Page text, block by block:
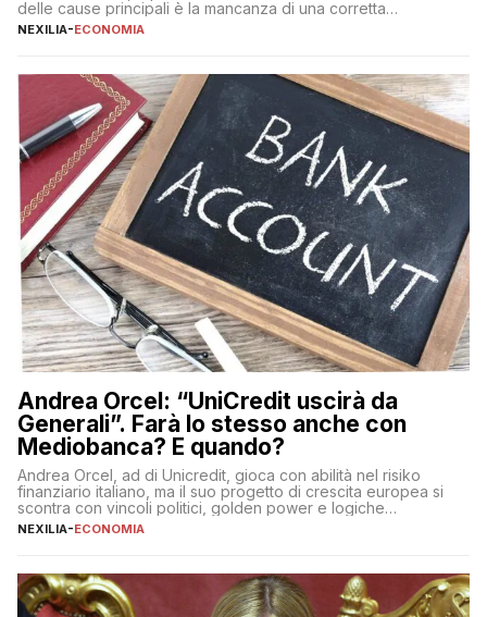
delle cause principali è la mancanza di una corretta
educazione finanziaria, che impedisce ad una larga parte della
sulle criptovalute: […]
NEXILIA-ECONOMIA
Andrea Orcel: “UniCredit uscirà da
Generali”. Farà lo stesso anche con
Mediobanca? E quando?
Andrea Orcel, ad di Unicredit, gioca con abilità nel risiko
finanziario italiano, ma il suo progetto di crescita europea si
scontra con vincoli politici, golden power e logiche
protezionistiche. Orcel e la mossa su Generali Andrea Orcel,
NEXILIA-ECONOMIA